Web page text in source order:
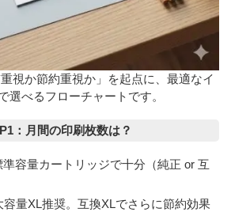
視か節約重視か」を起点に、最適なイ
選べるフローチャートです。
：月間の印刷枚数は？
容量カートリッジで十分（純正 or 互
量XL推奨。互換XLでさらに節約効果